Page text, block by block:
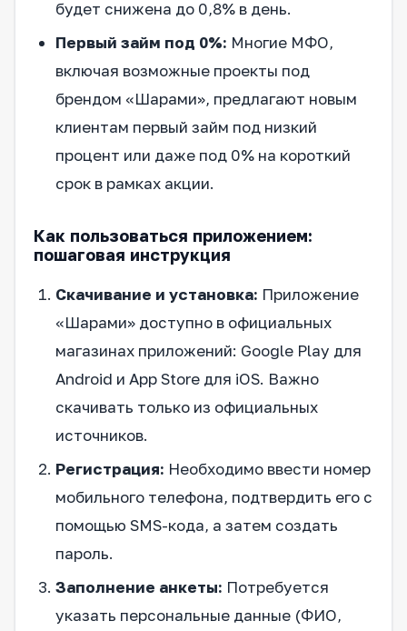
будет снижена до 0,8% в день.
Первый займ под 0%: Многие МФО,
включая возможные проекты под
брендом «Шарами», предлагают новым
клиентам первый займ под низкий
процент или даже под 0% на короткий
срок в рамках акции.
Как пользоваться приложением:
пошаговая инструкция
Скачивание и установка: Приложение
«Шарами» доступно в официальных
магазинах приложений: Google Play для
Android и App Store для iOS. Важно
скачивать только из официальных
источников.
Регистрация: Необходимо ввести номер
мобильного телефона, подтвердить его с
помощью SMS-кода, а затем создать
пароль.
Заполнение анкеты: Потребуется
указать персональные данные (ФИО,